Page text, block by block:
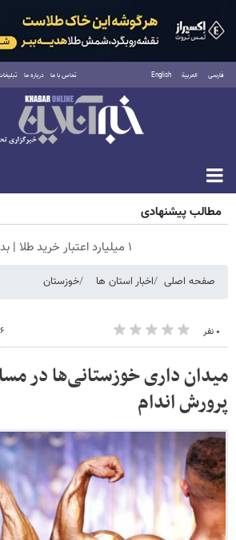
فارسی العربية English تماس با ما درباره ما
شنبه ۱۷ مرداد ۱۴۰۵
مطالب پیشنهادی
۱ میلیارد اعتبار خرید طلا | بدون ضامن و چک
صفحه اصلی اخبار استان ها خوزستان
۰ نفر ۶ مهر ۱۴۰۳ - ۱۲:۴۱
میدان داری خوزستانی‌ها در
پرورش اندام